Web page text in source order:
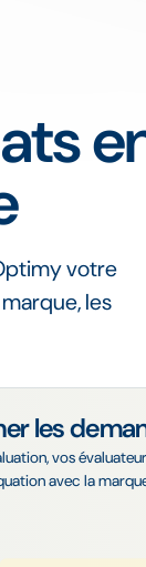
votre
les
les
vos
avec la